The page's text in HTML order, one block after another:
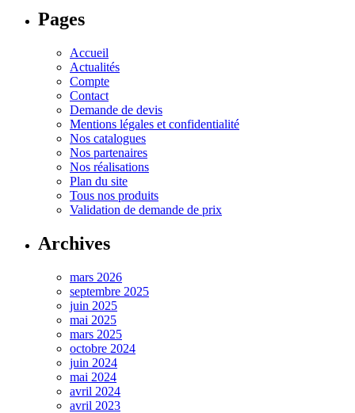
Pages
Accueil
Actualités
Compte
Contact
Demande de devis
Mentions légales et confidentialité
Nos catalogues
Nos partenaires
Nos réalisations
Plan du site
Tous nos produits
Validation de demande de prix
Archives
mars 2026
septembre 2025
juin 2025
mai 2025
mars 2025
octobre 2024
juin 2024
mai 2024
avril 2024
avril 2023